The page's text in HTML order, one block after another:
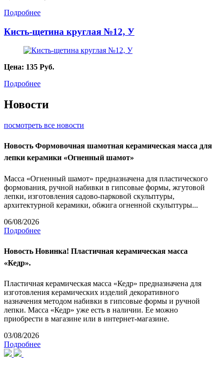
Подробнее
Кисть-щетина круглая №12, У
Цена: 135 Руб.
Подробнее
Новости
посмотреть все новости
Новость Формовочная шамотная керамическая масса для
лепки керамики «Огненный шамот»
Масса «Огненный шамот» предназначена для пластического
формования, ручной набивки в гипсовые формы, жгутовой
лепки, изготовления садово-парковой скульптуры,
архитектурной керамики, обжига огненной скульптуры...
06/08/2026
Подробнее
Новость Новинка! Пластичная керамическая масса
«Кедр».
Пластичная керамическая масса «Кедр» предназначена для
изготовления керамических изделий декоративного
назначения методом набивки в гипсовые формы и ручной
лепки. Масса «Кедр» уже есть в наличии. Ее можно
приобрести в магазине или в интернет-магазине.
03/08/2026
Подробнее